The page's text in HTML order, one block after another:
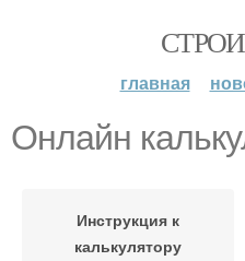
главная
Онлайн
Инструкция к
калькулятору